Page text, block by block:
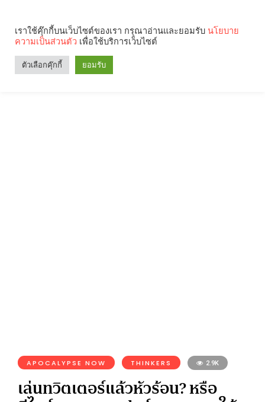
APOCALYPSE NOW THINKERS 2.9K
เล่นทวิตเตอร์แล้วหัวร้อน? หรือ
เราใช้คุ๊กกี้บนเว็บไซต์ของเรา กรุณาอ่านและยอมรับ นโยบาย
ความเป็นส่วนตัว เพื่อใช้บริการเว็บไซต์
ตัวเลือกคุ๊กกี้ ยอมรับ